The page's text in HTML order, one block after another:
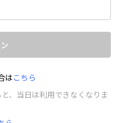
はこちら
、当日は利用できなくなりま